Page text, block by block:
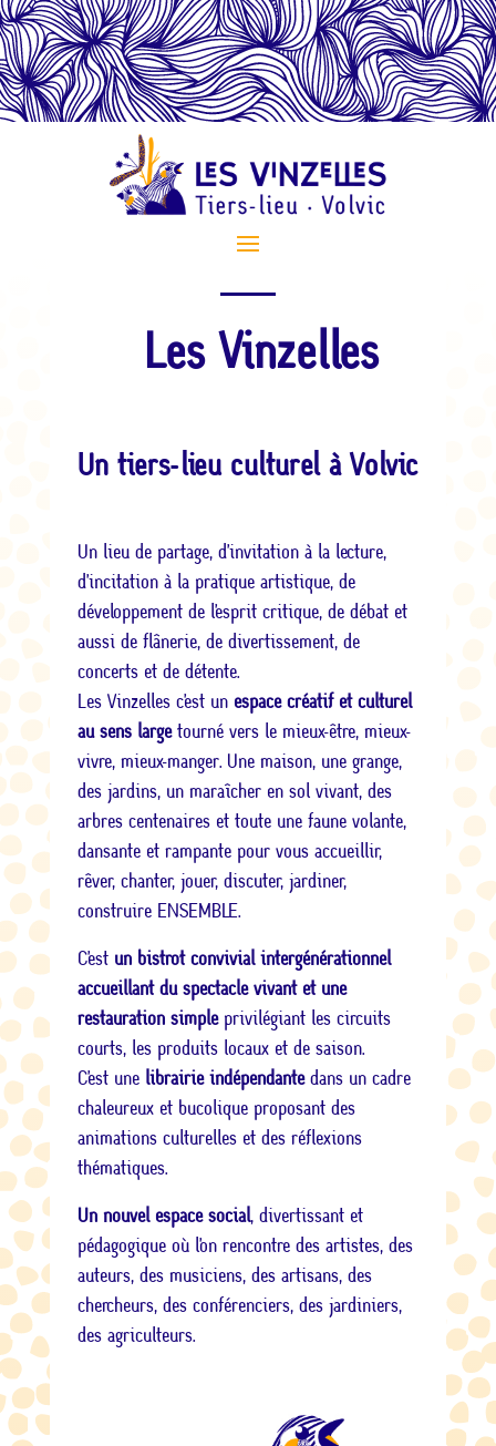
Les Vinzelles
Un tiers-lieu culturel à Volvic
Un lieu de partage, d’invitation à la lecture,
d’incitation à la pratique artistique, de
développement de l’esprit critique, de débat et
aussi de flânerie, de divertissement, de
concerts et de détente.
Les Vinzelles c’est un espace créatif et culturel
au sens largetourné vers le mieux-être, mieux-
vivre, mieux-manger. Une maison, une grange,
des jardins, un maraîcher en sol vivant, des
arbres centenaires et toute une faune volante,
dansante et rampante pour vous accueillir,
rêver, chanter, jouer, discuter, jardiner,
construire ENSEMBLE.
C’est un bistrot convivial intergénérationnel
accueillant du spectacle vivant et une
restauration simpleprivilégiant les circuits
courts, les produits locaux et de saison.
C’est une librairie indépendantedans un cadre
chaleureux et bucolique proposant des
animations culturelles et des réflexions
thématiques.
Un nouvel espace social, divertissant et
pédagogique où l’on rencontre des artistes, des
auteurs, des musiciens, des artisans, des
chercheurs, des conférenciers, des jardiniers,
des agriculteurs.